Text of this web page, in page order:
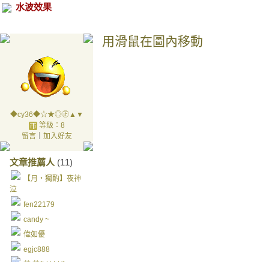
水波效果
◆cy36◆☆★◎㊣▲▼
等級：8
留言｜ 加入好友
文章推薦人 (11)
【月‧獨酌】夜神
泣
fen22179
candy ~
偉如優
egjc888
用滑鼠在圖內移動